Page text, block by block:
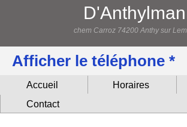
D'Anthylman
chem Carroz 74200 Anthy sur
Afficher le téléphone *
Accueil Horaires
Contact